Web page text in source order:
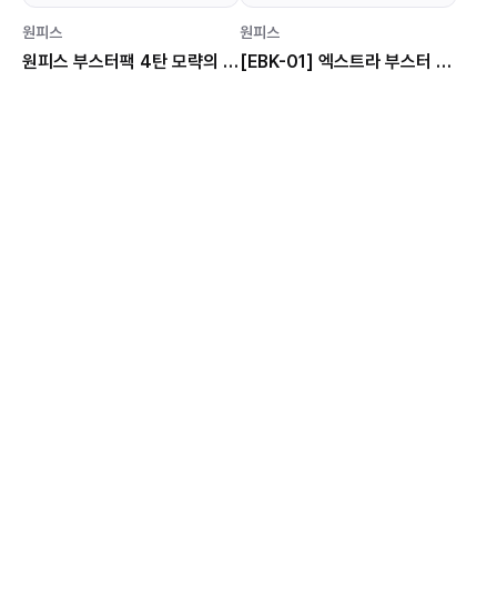
원피스
원피스 부스터팩 4탄 모략의 왕국 [OPK-04]
원피스
[EBK-01] 엑스트라 부스터 팩 메모리얼 컬렉션